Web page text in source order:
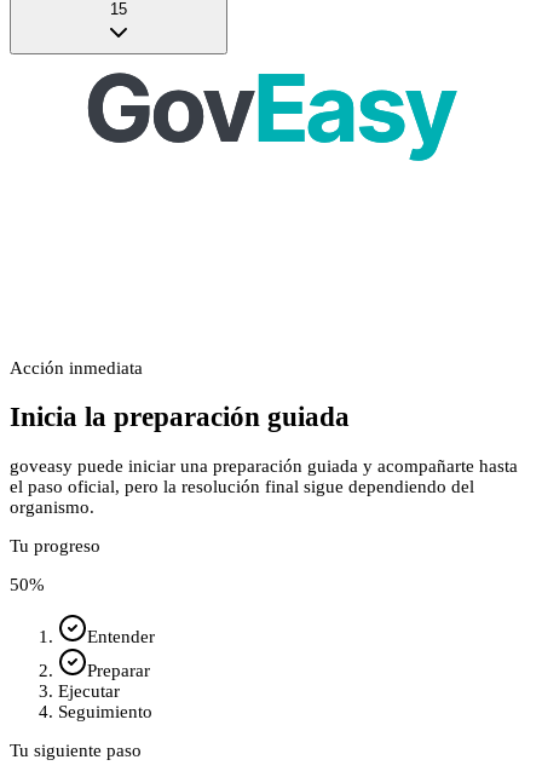
15
Acción inmediata
Inicia la preparación guiada
goveasy puede iniciar una preparación guiada y acompañarte hasta
el paso oficial, pero la resolución final sigue dependiendo del
organismo.
Tu progreso
50%
Entender
Preparar
Ejecutar
Seguimiento
Tu siguiente paso